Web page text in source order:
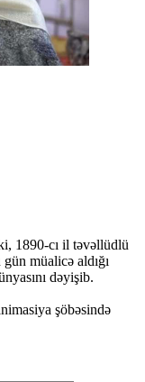
1890-cı il təvəllüdlü
müalicə aldığı
dəyişib.
şöbəsində